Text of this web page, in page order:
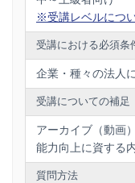
※受講レベルにつ
受講における必須条
企業・種々の法人
受講についての補足
アーカイブ（動画
能力向上に資する
質問方法